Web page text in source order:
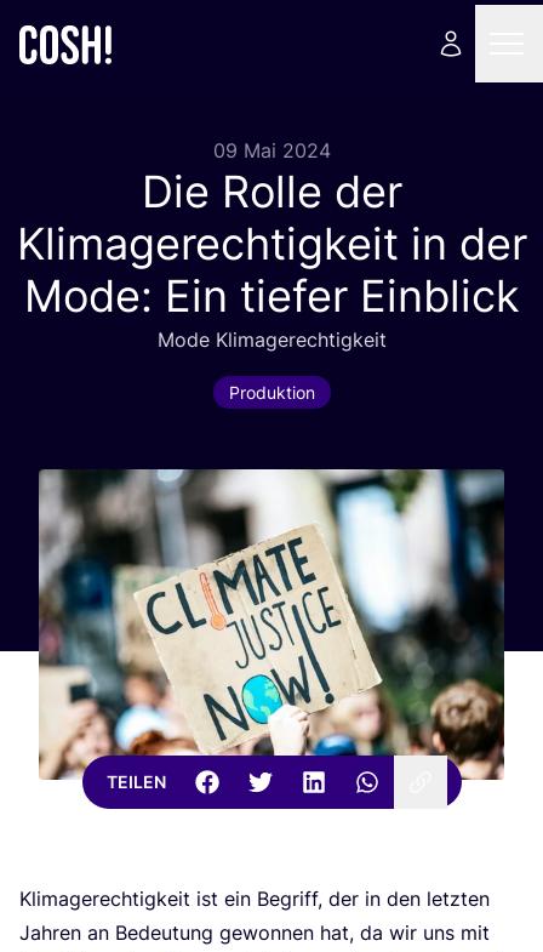
09 Mai 2024
Die Rolle der
Klimagerechtigkeit in der
Mode: Ein tiefer Einblick
Mode Kli­ma­ge­rech­tig­keit
Produktion
TEILEN
Kli­ma­ge­rech­tig­keit ist ein Begriff, der in den letz­ten
Jah­ren an Bedeu­tung gewon­nen hat, da wir uns mit